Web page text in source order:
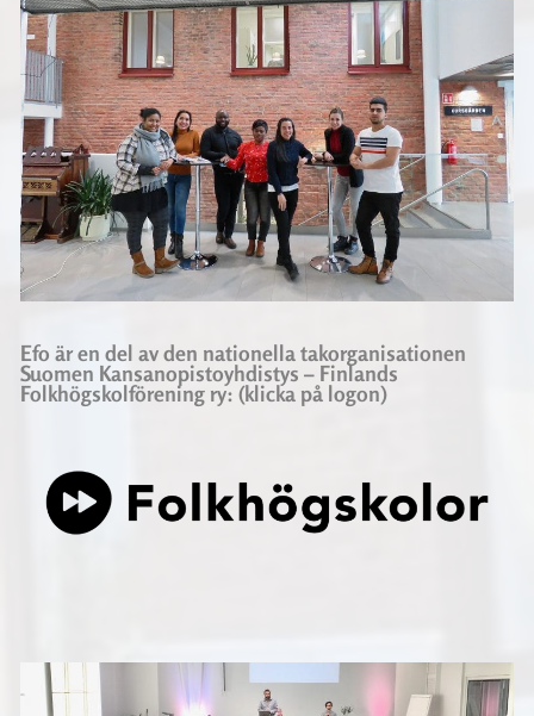
Efo är en del av den nationella takorganisationen
Suomen Kansanopistoyhdistys – Finlands
Folkhögskolförening ry: (klicka på logon)